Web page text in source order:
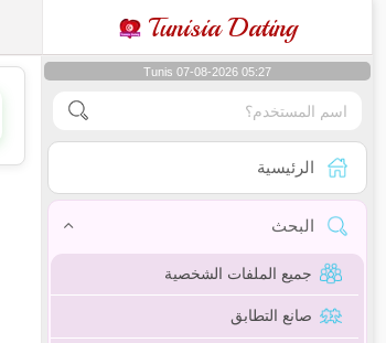
Tunisia Dating
Tunis 07-08-2026 05:27
الرئيسية
البحث
جميع الملفات الشخصية
صانع التطابق